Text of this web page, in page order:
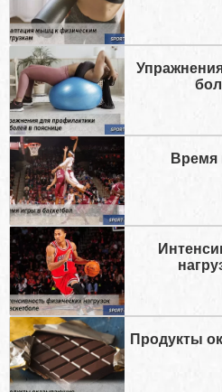
Время
Продукты